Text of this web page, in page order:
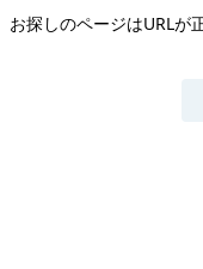
お探しのページはURLが